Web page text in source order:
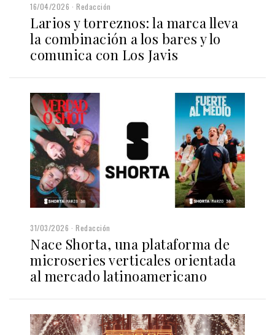
16/04/2026 Redacción
Larios y torreznos: la marca lleva
la combinación a los bares y lo
comunica con Los Javis
31/03/2026 Redacción
Nace Shorta, una plataforma de
microseries verticales orientada
al mercado latinoamericano